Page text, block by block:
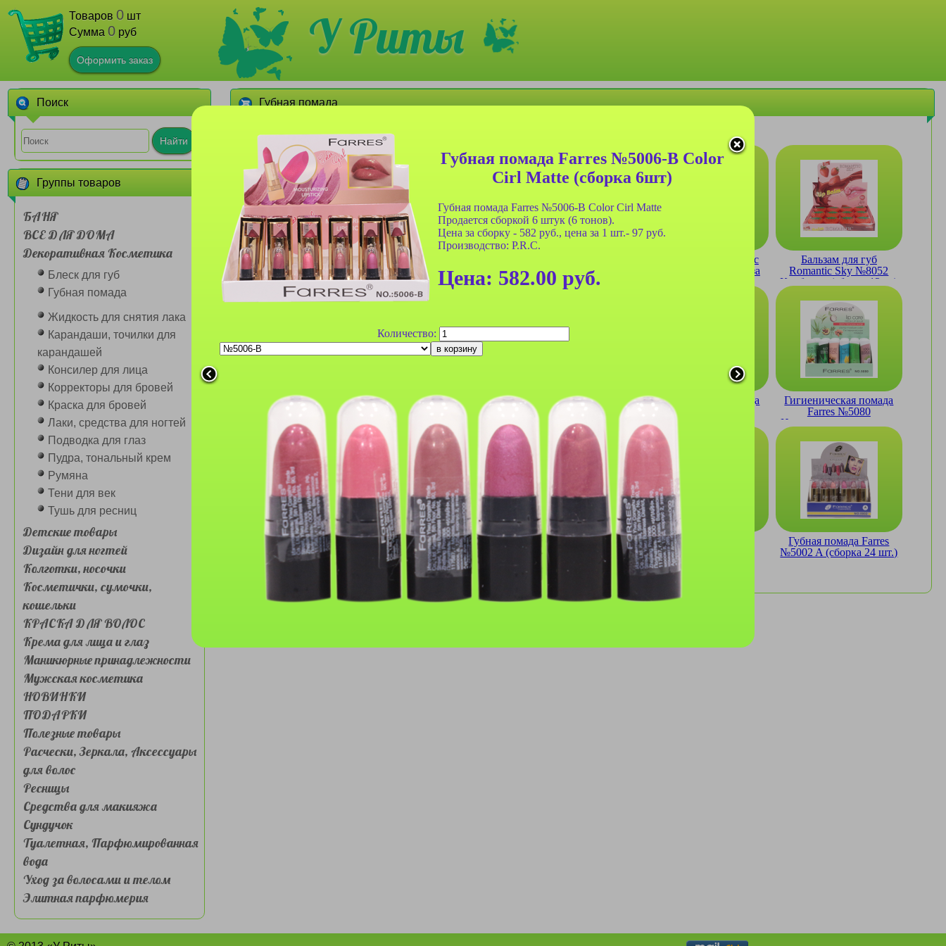
Губная помада Farres №5006-B Color
Cirl Matte (сборка 6шт)
Губная помада Farres №5006-B Color Cirl Matte
Продается сборкой 6 штук (6 тонов).
Цена за сборку - 582 руб., цена за 1 шт.- 97 руб.
Производство: P.R.C.
Цена: 582.00 руб.
Количество:
Товаров 0 шт
Сумма 0 руб
Оформить заказ У Риты
Поиск
Найти
Группы товаров
БАНЯ
ВСЕ ДЛЯ ДОМА
Декоративная Косметика
Блеск для губ
Губная помада
Жидкость для снятия лака
Карандаши, точилки для
карандашей
Консилер для лица
Корректоры для бровей
Краска для бровей
Лаки, средства для ногтей
Подводка для глаз
Пудра, тональный крем
Румяна
Тени для век
Тушь для ресниц
Детские товары
Дизайн для ногтей
Колготки, носочки
Косметички, сумочки,
кошельки
КРАСКА ДЛЯ ВОЛОС
Крема для лица и глаз
Маникюрные принадлежности
Мужская косметика
НОВИНКИ
ПОДАРКИ
Полезные товары
Расчески, Зеркала, Аксессуары
для волос
Ресницы
Средства для макияжа
Сундучок
Туалетная, Парфюмированная
вода
Уход за волосами и телом
Элитная парфюмерия
Губная помада
Бальзам для губ Farres
№7038 Magic Lip Oil
(сборка 24шт)
Бальзам для губ Farres
№8323 Peinifen для
придания объемы губам
бесцветный (сборка
4шт)
Зайка гигиенический
(сборка 4шт)
Бальзам для губ Magic
№LS824 Lip Balm Роза
Бальзам для губ
Romantic Sky №8052
Клубника (сборка 12шт)
Бальзам-блеск для губ
Farres №7007
шариковый (сборка
24шт.)
Гигиеническая помада
Farres №5020 (24шт)
Гигиеническая помада
Farres №5030 -
Принцесса (24 шт.)
Гигиеническая помада
Farres №5052 Ушки
Гигиеническая помада
Farres №5080
Натуральные экстракты
Гигиеническая помада
Farres №5090 Capricorn
(сборка 6шт)
Гигиеническая помада
Farres №5095 Camomile
(24шт)
Гигиеническая помада
Губная помада Ever
Beauty №7104 Matte
+карандаш (сборка
Губная помада Farres
№5002 A (сборка 24 шт.)